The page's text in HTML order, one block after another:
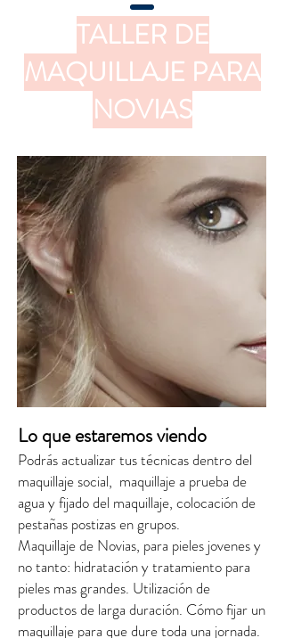
TALLER DE
MAQUILLAJE PARA
NOVIAS
Lo que estaremos viendo
Podrás actualizar tus técnicas dentro del
maquillaje social, maquillaje a prueba de
agua y fijado del maquillaje, colocación de
pestañas postizas en grupos.
Maquillaje de Novias, para pieles jovenes y
no tanto: hidratación y tratamiento para
pieles mas grandes. Utilización de
productos de larga duración. Cómo fijar un
maquillaje para que dure toda una jornada.